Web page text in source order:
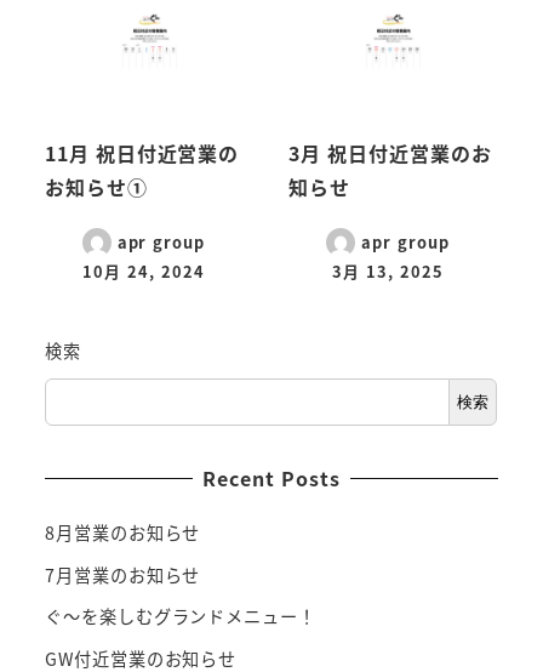
11月 祝日付近営業の
お知らせ①
apr group
10月 24, 2024
3月 祝日付近営業のお
知らせ
apr group
3月 13, 2025
検索
検索
Recent Posts
8月営業のお知らせ
7月営業のお知らせ
ぐ～を楽しむグランドメニュー！
GW付近営業のお知らせ